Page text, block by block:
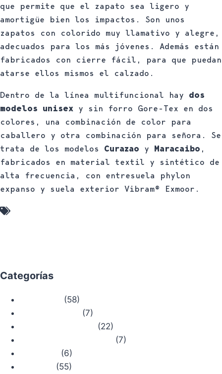
que permite que el zapato sea ligero y
amortigüe bien los impactos. Son unos
zapatos con colorido muy llamativo y alegre,
adecuados para los más jóvenes. Además están
fabricados con cierre fácil, para que puedan
atarse ellos mismos el calzado.
Dentro de la línea multifuncional hay dos
modelos unisex y sin forro Gore-Tex en dos
colores, una combinación de color para
caballero y otra combinación para señora. Se
trata de los modelos Curazao y Maracaibo ,
fabricados en material textil y sintético de
alta frecuencia, con entresuela phylon
expanso y suela exterior Vibram® Exmoor.
Categorías
(58)
(7)
(22)
(7)
(6)
(55)